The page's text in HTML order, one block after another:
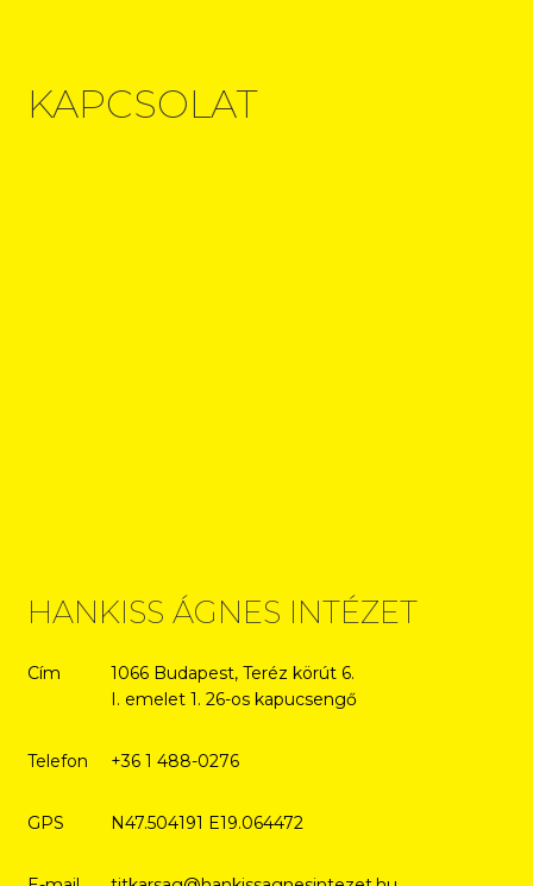
KAPCSOLAT
HANKISS ÁGNES INTÉZET
Cím
1066 Budapest, Teréz körút 6.
I. emelet 1. 26-os kapucsengő
Telefon +36 1 488-0276
GPS N47.504191 E19.064472